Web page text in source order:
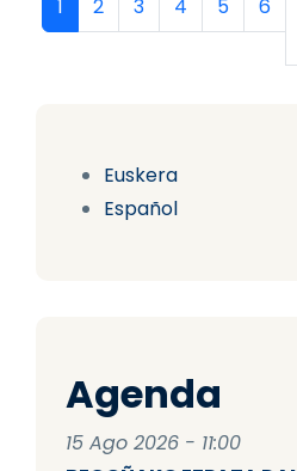
Euskera
Español
Agenda
15 Ago 2026 - 11:00
1 2 3 4 5 6